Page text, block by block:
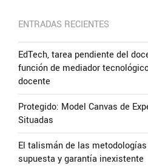
ENTRADAS RECIENTES
EdTech, tarea pendiente del
función de mediador
docente
Protegido: Model Canvas de
Situadas
El talismán de las
supuesta y garantía inexistente